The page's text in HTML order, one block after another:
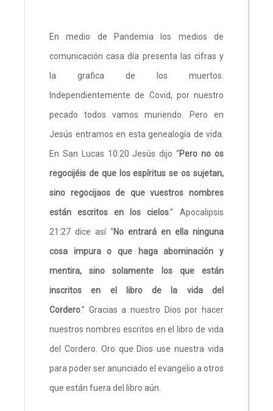
En medio de Pandemia los medios de
comunicación casa día presenta las cifras y
la grafica de los muertos.
Independientemente de Covid, por nuestro
pecado todos vamos muriendo. Pero en
Jesús entramos en esta genealogía de vida.
En San Lucas 10:20 Jesús dijo “Pero no os
regocijéis de que los espíritus se os sujetan,
sino regocijaos de que vuestros nombres
están escritos en los cielos.” Apocalipsis
21:27 dice así “No entrará en ella ninguna
cosa impura o que haga abominación y
mentira, sino solamente los que están
inscritos en el libro de la vida del
Cordero.” Gracias a nuestro Dios por hacer
nuestros nombres escritos en el libro de vida
del Cordero. Oro que Dios use nuestra vida
para poder ser anunciado el evangelio a otros
que están fuera del libro aún.